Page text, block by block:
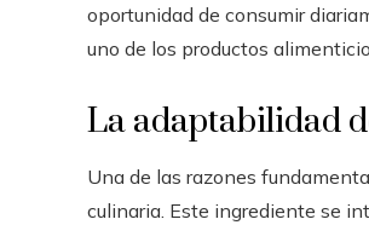
oportunidad de consumir
uno de los productos
La adaptabilidad
Una de las razones
culinaria. Este ingrediente se